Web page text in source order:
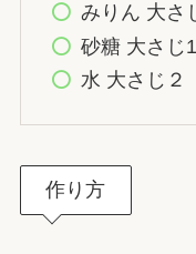
みりん 大さ
砂糖 大さじ
水 大さじ２
作り方